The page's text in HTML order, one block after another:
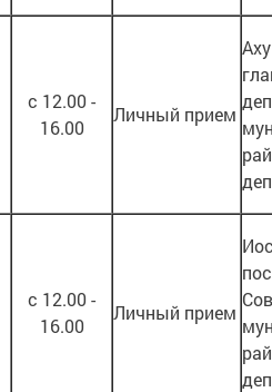
с 12.00 -
16.00
Личный прием
с 12.00 -
16.00
Личный прием